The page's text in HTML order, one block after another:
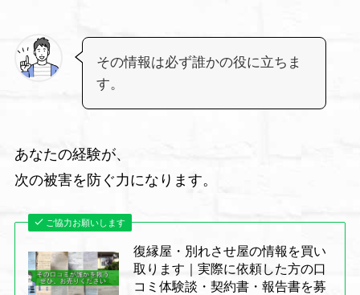
その情報は必ず誰かの役に立ちま
す。
あなたの経験が、
次の被害を防ぐ力になります。
ご協力お願いします
復縁屋・別れさせ屋の情報を買い
取ります｜実際に依頼した方の口
コミ体験談・契約書・報告書を募